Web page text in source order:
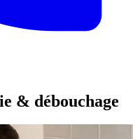
& débouchage